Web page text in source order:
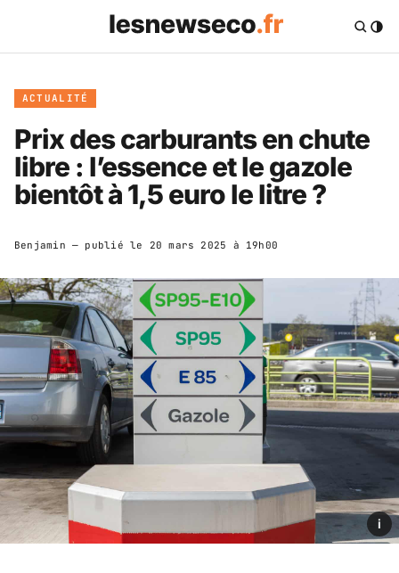
ACTUALITÉ
Prix des carburants en chute
libre : l’essence et le gazole
bientôt à 1,5 euro le litre ?
Benjamin — publié le 20 mars 2025 à 19h00
i